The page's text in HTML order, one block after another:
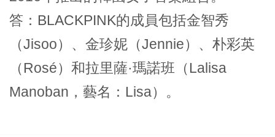
答：BLACKPINK的成員包括金智秀
（Jisoo）、金珍妮（Jennie）、朴彩英
（Rosé）和拉里薩·瑪諾班（Lalisa
Manoban，藝名：Lisa）。